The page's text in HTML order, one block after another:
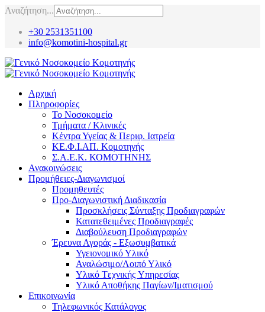
Αναζήτηση...
+30 2531351100
info@komotini-hospital.gr
Αρχική
Πληροφορίες
Το Νοσοκομείο
Τμήματα / Κλινικές
Κέντρα Υγείας & Περιφ. Ιατρεία
ΚΕ.Φ.Ι.ΑΠ. Κομοτηνής
Σ.Α.Ε.Κ. ΚΟΜΟΤΗΝΗΣ
Ανακοινώσεις
Προμήθειες-Διαγωνισμοί
Προμηθευτές
Προ-Διαγωνιστική Διαδικασία
Προσκλήσεις Σύνταξης Προδιαγραφών
Κατατεθειμένες Προδιαγραφές
Διαβούλευση Προδιαγραφών
Έρευνα Αγοράς - Εξωσυμβατικά
Υγειονομικό Υλικό
Αναλώσιμο/Λοιπό Υλικό
Υλικό Tεχνικής Yπηρεσίας
Υλικό Αποθήκης Παγίων/Ιματισμού
Επικοινωνία
Τηλεφωνικός Κατάλογος